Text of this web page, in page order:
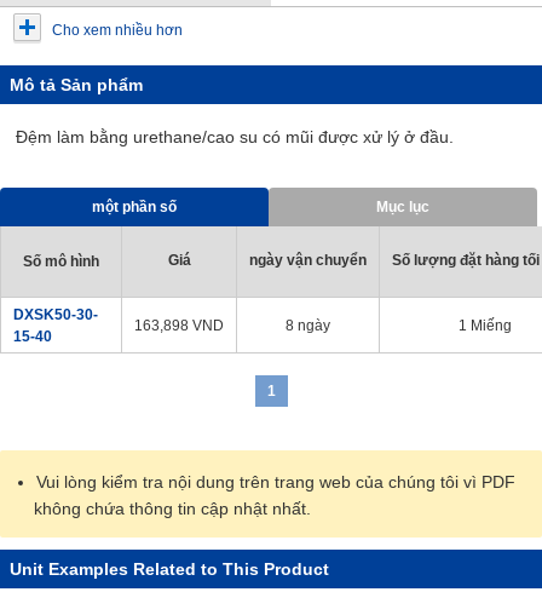
Cho xem nhiều hơn
Mô tả Sản phẩm
Đệm làm bằng urethane/cao su có mũi được xử lý ở đầu.
một phần số Mục lục
Số mô hình Giá ngày vận chuyển Số lượng đặt hàng
DXSK50-30-
15-40
163,898 VND 8 ngày 1 Miếng
1
Vui lòng kiểm tra nội dung trên trang web của chúng tôi vì PDF
không chứa thông tin cập nhật nhất.
Unit Examples Related to This Product